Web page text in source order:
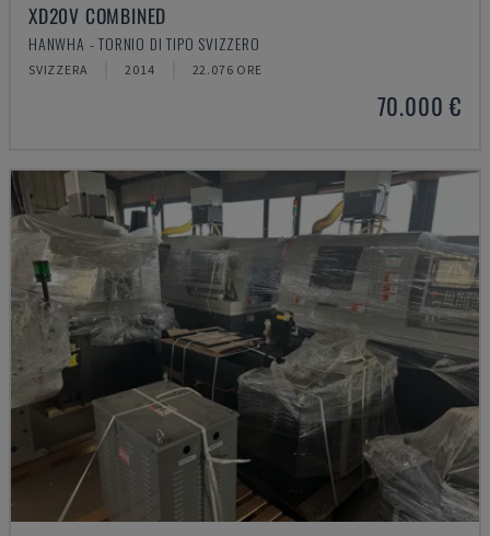
XD20V COMBINED
HANWHA - TORNIO DI TIPO SVIZZERO
SVIZZERA 2014 22.076 ORE
70.000 €